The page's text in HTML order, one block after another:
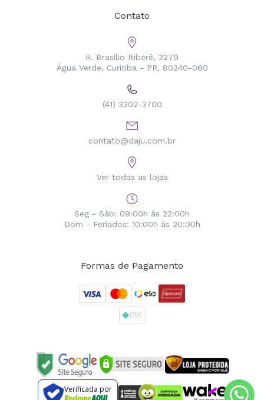
Contato
R. Brasílio Itiberê, 3279
Água Verde, Curitiba - PR, 80240-060
(41) 3302-3700
contato@daju.com.br
Ver todas as lojas
Seg - Sáb: 09:00h às 22:00h
Dom - Feriados: 10:00h às 20:00h
Formas de Pagamento
Verificada por